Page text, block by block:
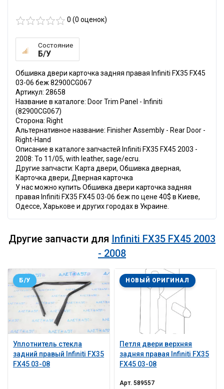
0 (0 оценок)
Состояние
Б/У
Обшивка двери карточка задняя правая Infiniti FX35 FX45
03-06 беж 82900CG067
Артикул: 28658
Название в каталоге: Door Trim Panel - Infiniti
(82900CG067)
Сторона: Right
Альтернативное название: Finisher Assembly - Rear Door -
Right-Hand
Описание в каталоге запчастей Infiniti FX35 FX45 2003 -
2008: To 11/05, with leather, sage/ecru.
Другие запчасти: Карта двери, Обшивка дверная,
Карточка двери, Дверная карточка
У нас можно купить Обшивка двери карточка задняя
правая Infiniti FX35 FX45 03-06 беж по цене 40$ в Киеве,
Одессе, Харькове и других городах в Украине.
Другие запчасти для Infiniti FX35 FX45 2003
- 2008
Уплотнитель стекла
задний правый Infiniti FX35
FX45 03-08
Б/У
Петля двери верхняя
задняя правая Infiniti FX35
FX45 03-08
НОВЫЙ ОРИГИНАЛ
Арт.589557